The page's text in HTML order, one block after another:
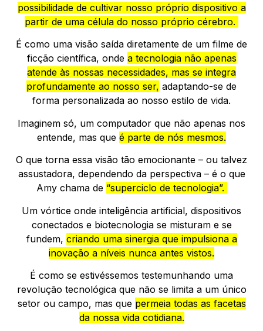
possibilidade de cultivar nosso próprio dispositivo a
partir de uma célula do nosso próprio cérebro.
É como uma visão saída diretamente de um filme de
ficção científica, onde a tecnologia não apenas
atende às nossas necessidades, mas se integra
profundamente ao nosso ser, adaptando-se de
forma personalizada ao nosso estilo de vida.
Imaginem só, um computador que não apenas nos
entende, mas que é parte de nós mesmos.
O que torna essa visão tão emocionante – ou talvez
assustadora, dependendo da perspectiva – é o que
Amy chama de “superciclo de tecnologia”.
Um vórtice onde inteligência artificial, dispositivos
conectados e biotecnologia se misturam e se
fundem, criando uma sinergia que impulsiona a
inovação a níveis nunca antes vistos.
É como se estivéssemos testemunhando uma
revolução tecnológica que não se limita a um único
setor ou campo, mas que permeia todas as facetas
da nossa vida cotidiana.